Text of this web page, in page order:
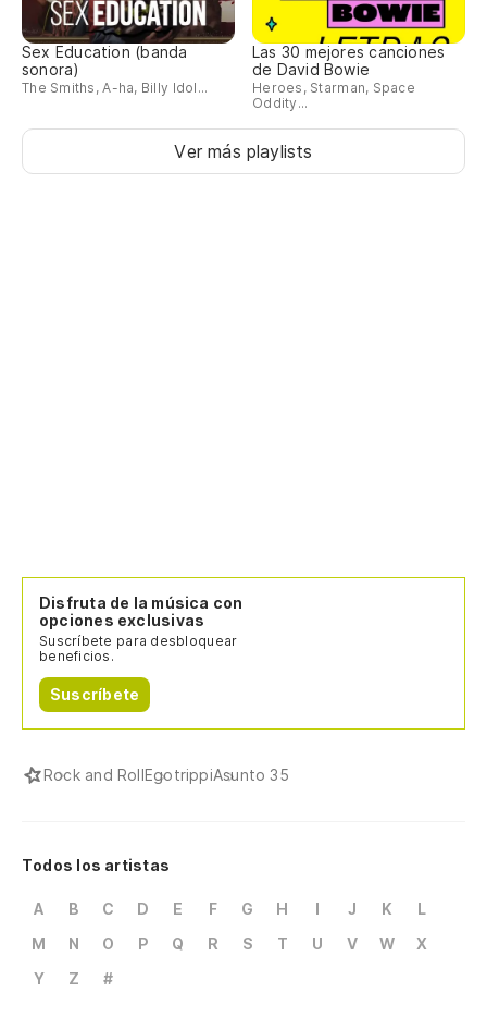
Sex Education (banda
sonora)
The Smiths, A-ha, Billy Idol...
Las 30 mejores canciones
de David Bowie
Heroes, Starman, Space
Oddity...
Ver más playlists
Disfruta de la música con
opciones exclusivas
Suscríbete para desbloquear
beneficios.
Suscríbete
Rock and RollEgotrippiAsunto 35
Todos los artistas
A B C D E F G H I J K
L
M
N O P Q R S T U V W
X
Y
Z #